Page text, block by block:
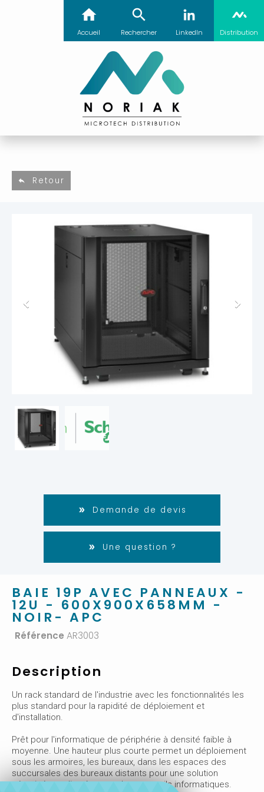
Accueil Rechercher LinkedIn Distribution
Retour
Demande de devis
Une question ?
BAIE 19P AVEC PANNEAUX -
12U - 600X900X658MM -
NOIR- APC
Référence AR3003
Description
Un rack standard de l'industrie avec les fonctionnalités les
plus standard pour la rapidité de déploiement et
d'installation.
Prêt pour l'informatique de périphérie à densité faible à
moyenne. Une hauteur plus courte permet un déploiement
sous les armoires, les bureaux, dans les espaces des
succursales des bureaux distants pour une solution
sécurisée et discrète pour les appareils informatiques.